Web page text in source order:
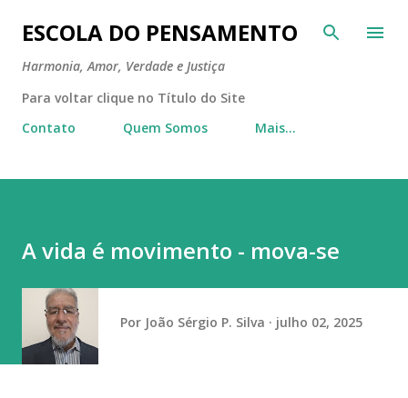
Pular para o conteúdo principal
ESCOLA DO PENSAMENTO
Harmonia, Amor, Verdade e Justiça
Para voltar clique no Título do Site
Contato
Quem Somos Mais…
A vida é movimento - mova-se
Por João Sérgio P. Silva julho 02, 2025